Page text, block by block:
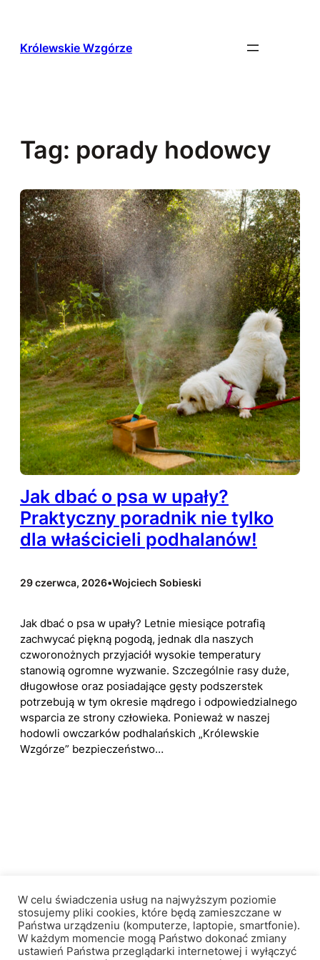
treści
Królewskie Wzgórze
Tag: porady hodowcy
Jak dbać o psa w upały?
Praktyczny poradnik nie tylko
dla właścicieli podhalanów!
29 czerwca, 2026•Wojciech Sobieski
Jak dbać o psa w upały? Letnie miesiące potrafią
zachwycać piękną pogodą, jednak dla naszych
czworonożnych przyjaciół wysokie temperatury
stanowią ogromne wyzwanie. Szczególnie rasy duże,
długowłose oraz posiadające gęsty podszerstek
potrzebują w tym okresie mądrego i odpowiedzialnego
wsparcia ze strony człowieka. Ponieważ w naszej
hodowli owczarków podhalańskich „Królewskie
Wzgórze” bezpieczeństwo…
Facebook Instagram
W celu świadczenia usług na najwyższym poziomie
stosujemy pliki cookies, które będą zamieszczane w
Państwa urządzeniu (komputerze, laptopie, smartfonie).
W każdym momencie mogą Państwo dokonać zmiany
ustawień Państwa przeglądarki internetowej i wyłączyć